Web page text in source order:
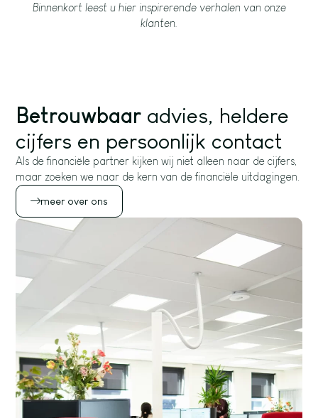
Binnenkort leest u hier inspirerende verhalen van onze
klanten.
Betrouwbaar advies, heldere
cijfers en persoonlijk contact
Als de financiële partner kijken wij niet alleen naar de cijfers,
maar zoeken we naar de kern van de financiële uitdagingen.
meer over ons